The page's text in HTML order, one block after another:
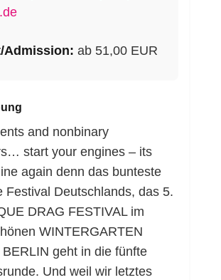
Admission: ab 51,00 EUR
and nonbinary
start your engines – its
again denn das bunteste
Festival Deutschlands, das 5.
DRAG FESTIVAL im
WINTERGARTEN
geht in die fünfte
Und weil wir letztes